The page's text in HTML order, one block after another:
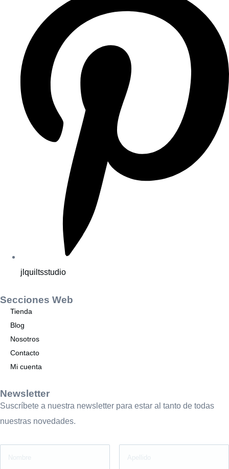
jlquiltsstudio
Secciones Web
Tienda
Blog
Nosotros
Contacto
Mi cuenta
Newsletter
Suscríbete a nuestra newsletter para estar al tanto de todas
nuestras novedades.